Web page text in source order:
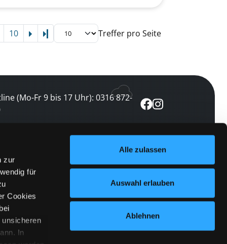
zur
für
Cookies
unsicheren
In
Alle zulassen
Auswahl erlauben
Ablehnen
10 Letzte Seite Treffer pro Seite
(Mo-Fr 9 bis 17 Uhr): 0316 872-
abonnieren
keine Veranstaltung verpassen
abonnieren